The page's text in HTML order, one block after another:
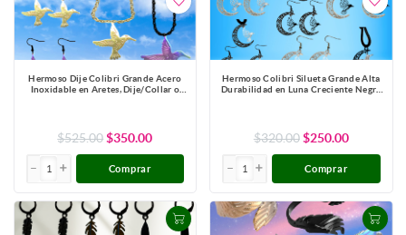
Hermoso Dije Colibri Grande Acero
Inoxidable en Aretes, Dije/Collar o
$525.00 $350.00
Comprar
Hermoso Colibri Silueta Grande Alta
Durabilidad en Luna Creciente Negra
$320.00 $250.00
Comprar